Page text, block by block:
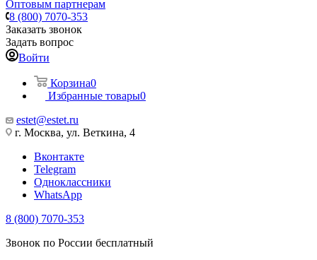
Оптовым партнерам
8 (800) 7070-353
Заказать звонок
Задать вопрос
Войти
Корзина0
Избранные товары0
estet@estet.ru
г. Москва, ул. Веткина, 4
Вконтакте
Telegram
Одноклассники
WhatsApp
8 (800) 7070-353
Звонок по России бесплатный